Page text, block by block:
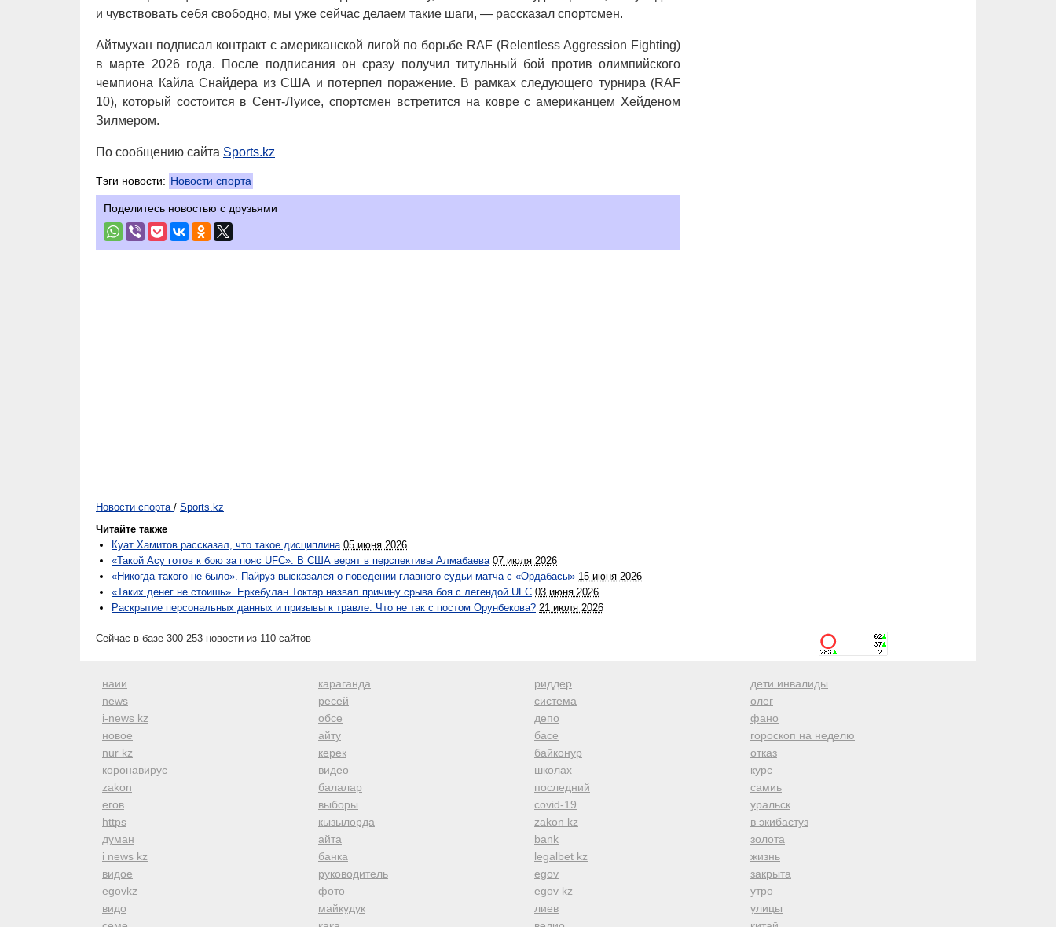
и чувствовать себя свободно, мы уже сейчас делаем такие шаги, — рассказал спортсмен.
Айтмухан подписал контракт с американской лигой по борьбе RAF (Relentless Aggression Fighting)
в марте 2026 года. После подписания он сразу получил титульный бой против олимпийского
чемпиона Кайла Снайдера из США и потерпел поражение. В рамках следующего турнира (RAF
10), который состоится в Сент-Луисе, спортсмен встретится на ковре с американцем Хейденом
Зилмером.
По сообщению сайта Sports.kz
Тэги новости: Новости спорта
Поделитесь новостью с друзьями
Новости спорта / Sports.kz
Читайте также
Куат Хамитов рассказал, что такое дисциплина 05 июня 2026
«Такой Асу готов к бою за пояс UFC». В США верят в перспективы Алмабаева 07 июля 2026
«Никогда такого не было». Пайруз высказался о поведении главного судьи матча с «Ордабасы» 15 июня 2026
«Таких денег не стоишь». Еркебулан Токтар назвал причину срыва боя с легендой UFC 03 июня 2026
Раскрытие персональных данных и призывы к травле. Что не так с постом Орунбекова? 21 июля 2026
Сейчас в базе 300 253 новости из 110 сайтов
наии
news
i-news kz
новое
nur kz
коронавирус
zakon
егов
https
думан
i news kz
видое
egovkz
видо
караганда
ресей
обсе
айту
керек
видео
балалар
выборы
кызылорда
айта
банка
руководитель
фото
майкудук
риддер
система
депо
басе
байконур
школах
последний
covid-19
zakon kz
bank
legalbet kz
egov
egov kz
лиев
дети инвалиды
олег
фано
гороскоп на неделю
отказ
курс
самиь
уральск
в экибастуз
золота
жизнь
закрыта
утро
улицы